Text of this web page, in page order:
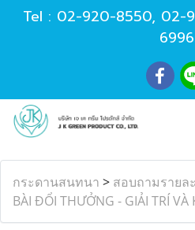
Tel : 02-920-8550, 02-
6996
กระดานสนทนา > สอบถามรายล
BÀI ĐỔI THƯỞNG - GIẢI TRÍ